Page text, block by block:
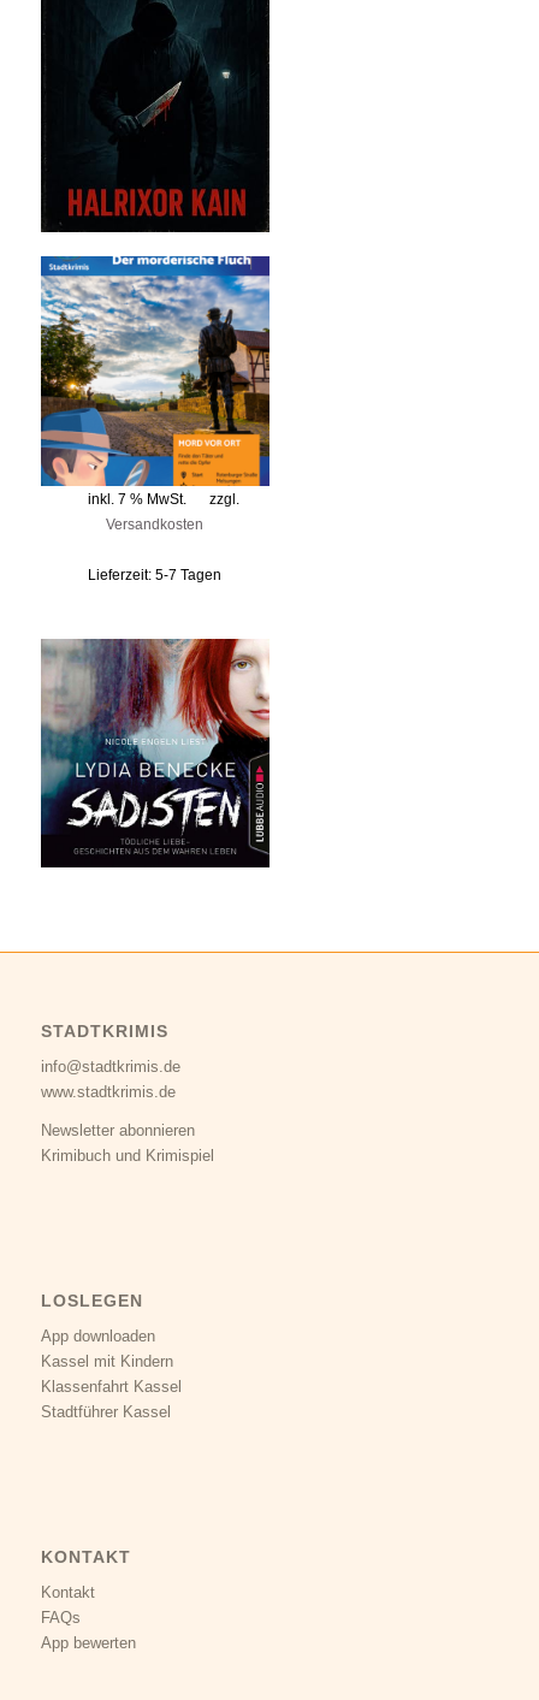
inkl. 7 % MwSt.
zzgl.
Versandkosten
Lieferzeit:5-7 Tagen
STADTKRIMIS
info@stadtkrimis.de
www.stadtkrimis.de
Newsletter abonnieren
Krimibuch und Krimispiel
LOSLEGEN
App downloaden
Kassel mit Kindern
Klassenfahrt Kassel
Stadtführer Kassel
KONTAKT
Kontakt
FAQs
App bewerten